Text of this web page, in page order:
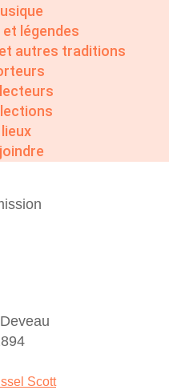
légendes
autres traditions
Scott